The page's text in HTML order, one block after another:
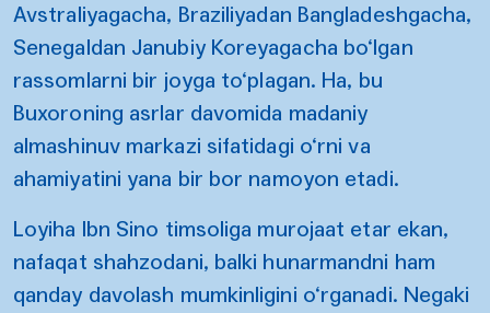
Avstraliyagacha, Braziliyadan Bangladeshgacha,
Senegaldan Janubiy Koreyagacha bo‘lgan
rassomlarni bir joyga to‘plagan. Ha, bu
Buxoroning asrlar davomida madaniy
almashinuv markazi sifatidagi o‘rni va
ahamiyatini yana bir bor namoyon etadi.
Loyiha Ibn Sino timsoliga murojaat etar ekan,
nafaqat shahzodani, balki hunarmandni ham
qanday davolash mumkinligini o‘rganadi. Negaki